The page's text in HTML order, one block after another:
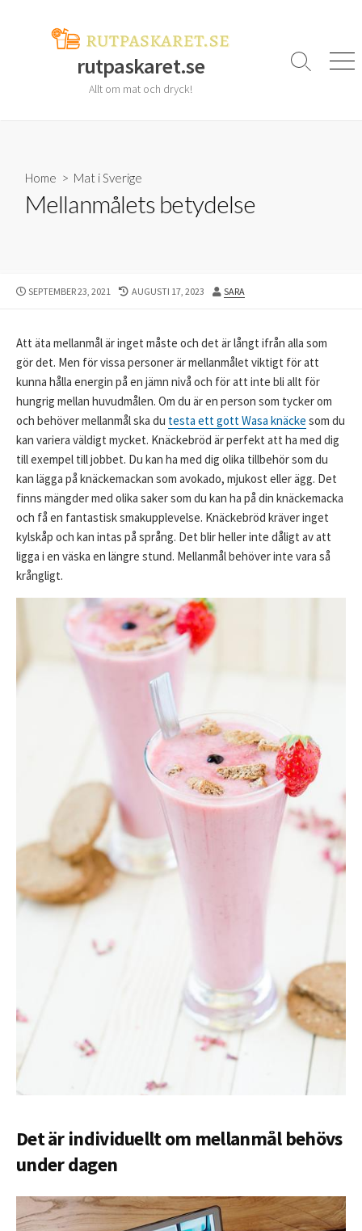
rutpaskaret.se
Allt om mat och dryck!
Search
Home > Mat i Sverige
Mellanmålets betydelse
PUBLISHED
SEPTEMBER 23, 2021
LAST
AUGUSTI 17, 2023 AUTHOR
SARA
Att äta mellanmål är inget måste och det är långt ifrån alla som
gör det. Men för vissa personer är mellanmålet viktigt för att
kunna hålla energin på en jämn nivå och för att inte bli allt för
hungrig mellan huvudmålen. Om du är en person som tycker om
och behöver mellanmål ska du testa ett gott Wasa knäcke som du
kan variera väldigt mycket. Knäckebröd är perfekt att ha med dig
till exempel till jobbet. Du kan ha med dig olika tillbehör som du
kan lägga på knäckemackan som avokado, mjukost eller ägg. Det
finns mängder med olika saker som du kan ha på din knäckemacka
och få en fantastisk smakupplevelse. Knäckebröd kräver inget
kylskåp och kan intas på språng. Det blir heller inte dåligt av att
ligga i en väska en längre stund. Mellanmål behöver inte vara så
krångligt.
Det är individuellt om mellanmål behövs
under dagen